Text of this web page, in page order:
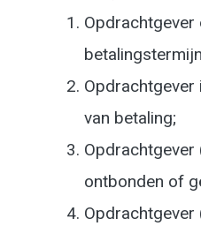
van betaling;
ontbonden of